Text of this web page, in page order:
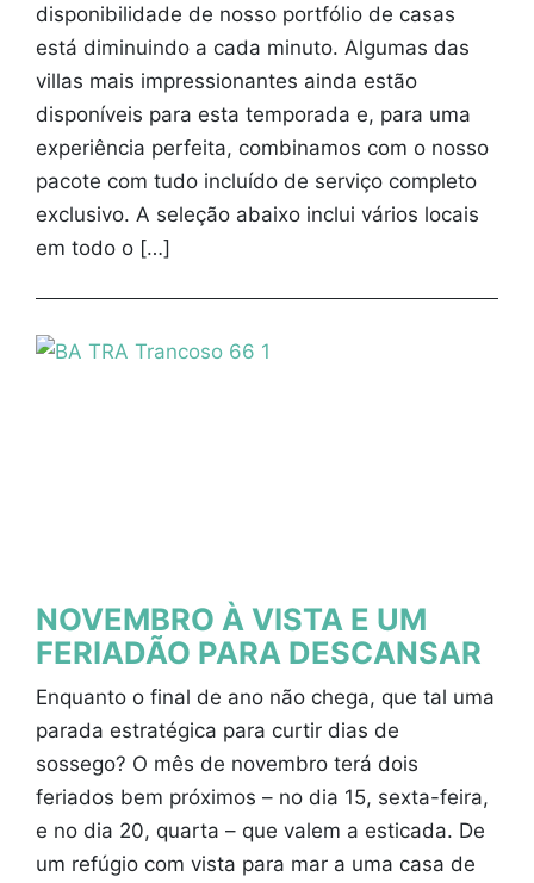
disponibilidade de nosso portfólio de casas
está diminuindo a cada minuto. Algumas das
villas mais impressionantes ainda estão
disponíveis para esta temporada e, para uma
experiência perfeita, combinamos com o nosso
pacote com tudo incluído de serviço completo
exclusivo. A seleção abaixo inclui vários locais
em todo o […]
NOVEMBRO À VISTA E UM
FERIADÃO PARA DESCANSAR
Enquanto o final de ano não chega, que tal uma
parada estratégica para curtir dias de
sossego? O mês de novembro terá dois
feriados bem próximos – no dia 15, sexta-feira,
e no dia 20, quarta – que valem a esticada. De
um refúgio com vista para mar a uma casa de